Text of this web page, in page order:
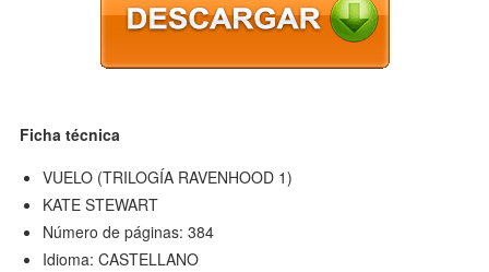
Ficha técnica
VUELO (TRILOGÍA RAVENHOOD 1)
KATE STEWART
Número de páginas: 384
Idioma: CASTELLANO